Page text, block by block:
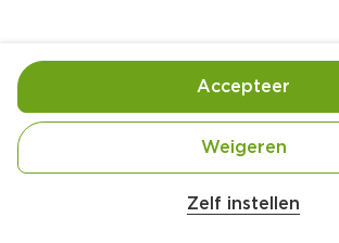
Handige informatie over dit product
Zelf instellen
Weigeren
Accepteer